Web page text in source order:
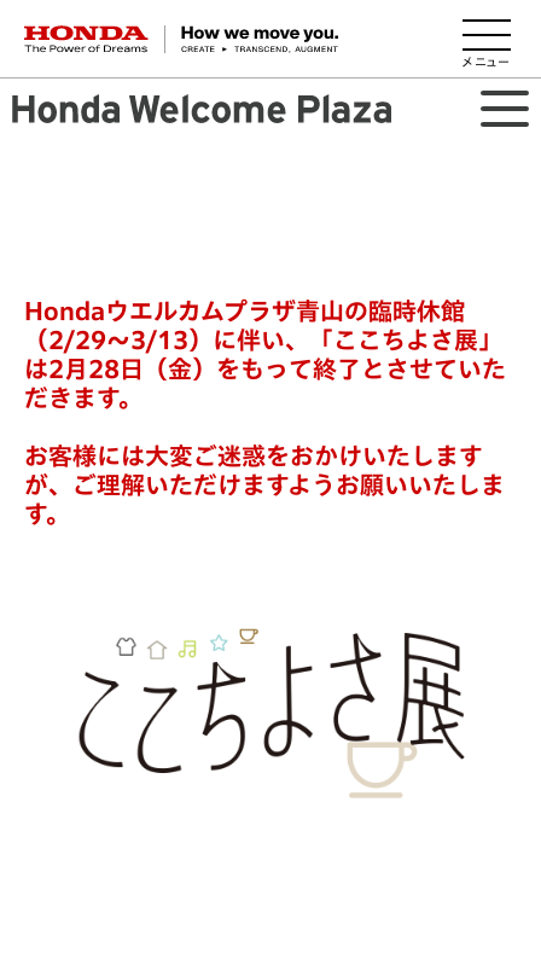
HONDA The Power of Dreams
Hondaウエルカムプラザ青山の臨時休館
（2/29～3/13）に伴い、「ここちよさ展」
は2月28日（金）をもって終了とさせていた
だきます。
お客様には大変ご迷惑をおかけいたします
が、ご理解いただけますようお願いいたしま
す。